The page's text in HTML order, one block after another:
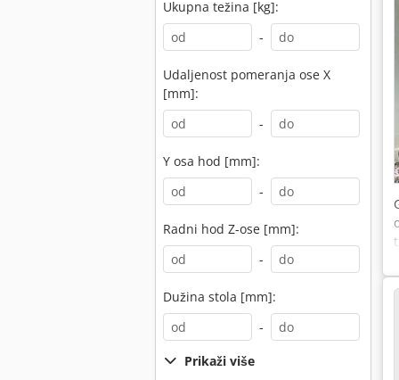
Ukupna težina [kg]:
-
Udaljenost pomeranja ose X
[mm]:
-
Y osa hod [mm]:
-
Radni hod Z-ose [mm]:
-
Dužina stola [mm]:
-
Prikaži više